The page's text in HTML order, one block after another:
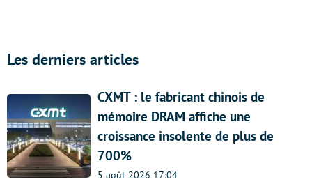
Les derniers articles
CXMT : le fabricant chinois de
mémoire DRAM affiche une
croissance insolente de plus de
700%
5 août 2026 17:04